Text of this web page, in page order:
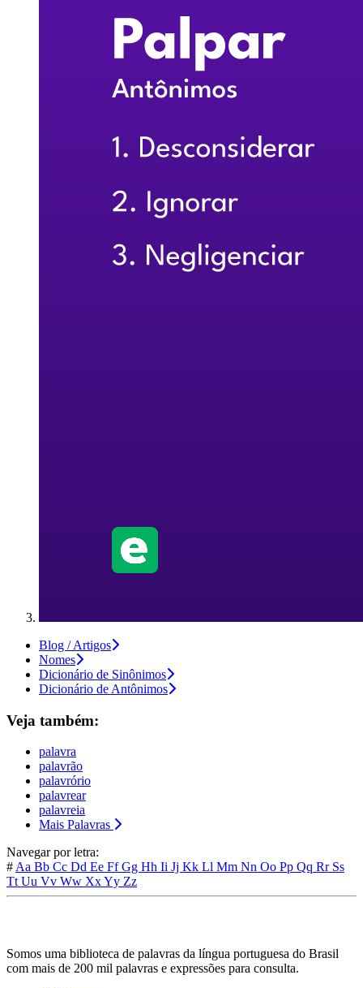
Blog / Artigos
Nomes
Dicionário de Sinônimos
Dicionário de Antônimos
Veja também:
palavra
palavrão
palavrório
palavrear
palavreia
Mais Palavras
Navegar por letra:
# Aa Bb Cc Dd Ee FfGg Hh Ii Jj Kk Ll Mm Nn Oo Pp Qq Rr Ss
Tt Uu Vv Ww XxYy Zz
Somos uma biblioteca de palavras da língua portuguesa do Brasil
com mais de 200 mil palavras e expressões para consulta.